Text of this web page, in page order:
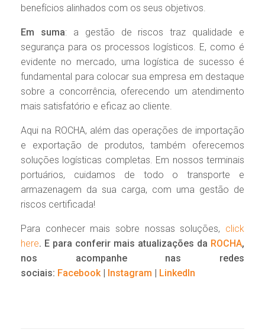
benefícios alinhados com os seus objetivos.
Em suma: a gestão de riscos traz qualidade e
segurança para os processos logísticos. E, como é
evidente no mercado, uma logística de sucesso é
fundamental para colocar sua empresa em destaque
sobre a concorrência, oferecendo um atendimento
mais satisfatório e eficaz ao cliente.
Aqui na ROCHA, além das operações de importação
e exportação de produtos, também oferecemos
soluções logísticas completas. Em nossos terminais
portuários, cuidamos de todo o transporte e
armazenagem da sua carga, com uma gestão de
riscos certificada!
Para conhecer mais sobre nossas soluções, click
here. E para conferir mais atualizações da ROCHA,
nos acompanhe nas redes
sociais: Facebook | Instagram | LinkedIn